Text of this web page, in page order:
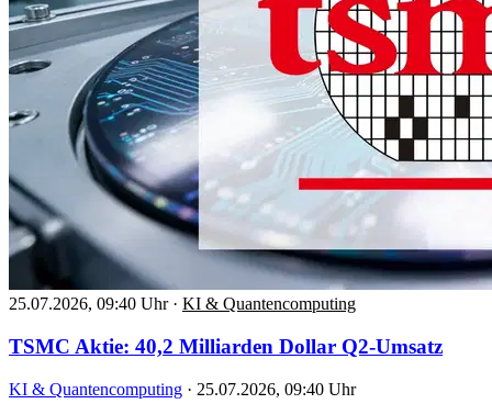
25.07.2026, 09:40 Uhr · KI & Quantencomputing
TSMC Aktie: 40,2 Milliarden Dollar Q2-Umsatz
KI & Quantencomputing · 25.07.2026, 09:40 Uhr